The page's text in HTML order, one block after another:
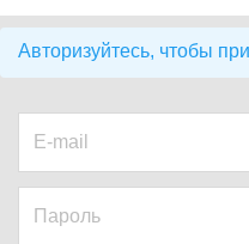
Авторизуйтесь, чтобы